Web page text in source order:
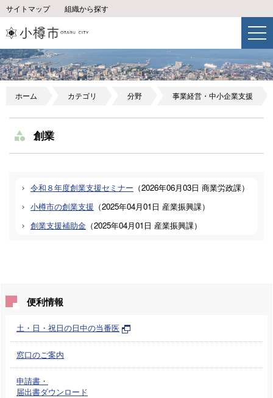
サイトマップ 組織から探す
ホーム カテゴリ 分野 事業経営・中小企業支援
創業
令和８年度創業支援セミナー （2026年06月03日 商業労政課）
小樽市の創業支援 （2025年04月01日 産業振興課）
創業支援補助金 （2025年04月01日 産業振興課）
便利情報
土・日・祝日の日中の当番医
窓口のご案内
申請書・
届出書ダウンロード